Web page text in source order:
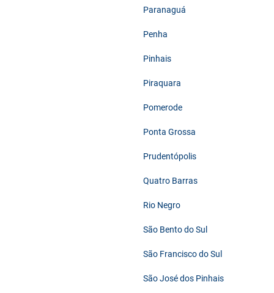
Paranaguá
Penha
Pinhais
Piraquara
Pomerode
Ponta Grossa
Prudentópolis
Quatro Barras
Rio Negro
São Bento do Sul
São Francisco do Sul
São José dos Pinhais